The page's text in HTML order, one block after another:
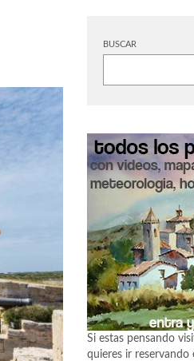
BUSCAR
Si estas pensando
quieres ir reservando